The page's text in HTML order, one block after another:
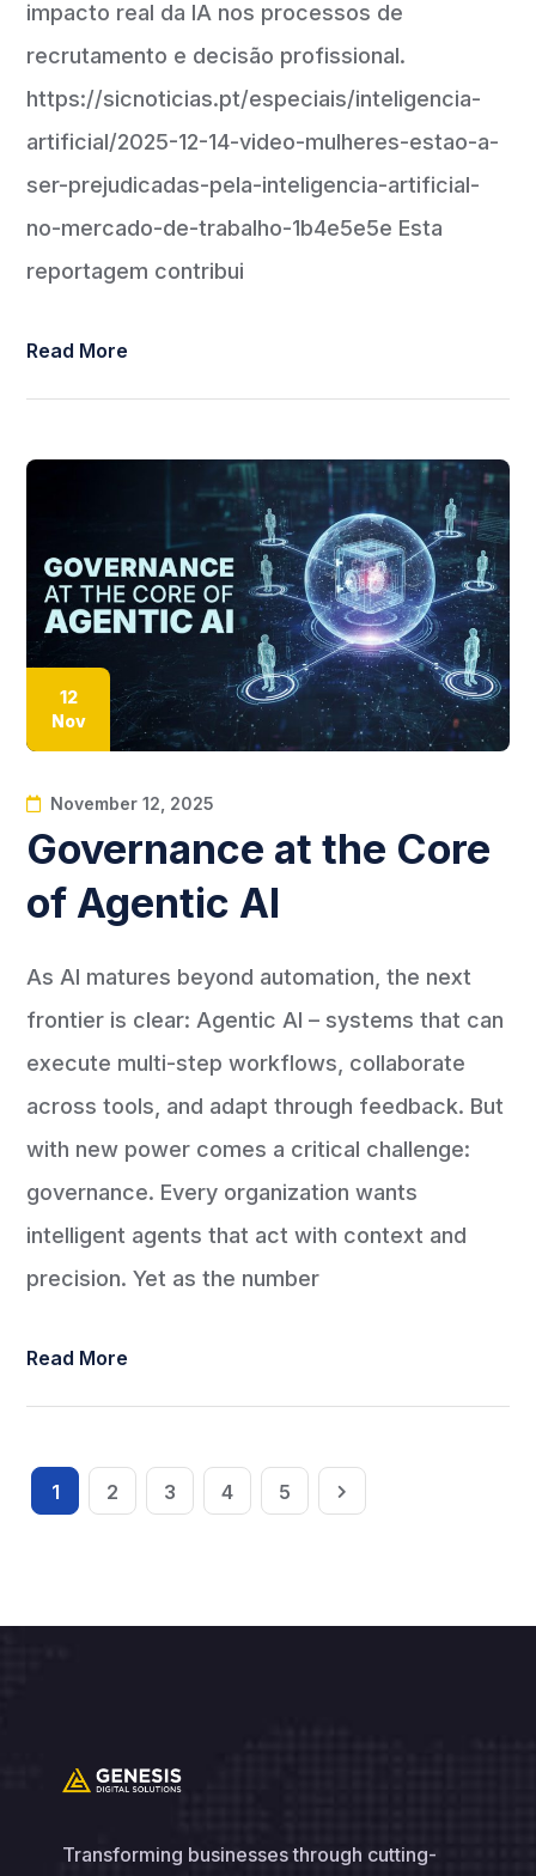
impacto real da IA nos processos de
recrutamento e decisão profissional.
https://sicnoticias.pt/especiais/inteligencia-
artificial/2025-12-14-video-mulheres-estao-a-
ser-prejudicadas-pela-inteligencia-artificial-
no-mercado-de-trabalho-1b4e5e5e Esta
reportagem contribui
Read More
12
Nov
November 12, 2025
Governance at the Core
of Agentic AI
As AI matures beyond automation, the next
frontier is clear: Agentic AI – systems that can
execute multi-step workflows, collaborate
across tools, and adapt through feedback. But
with new power comes a critical challenge:
governance. Every organization wants
intelligent agents that act with context and
precision. Yet as the number
Read More
1 2 3 4 5
Transforming businesses through cutting-